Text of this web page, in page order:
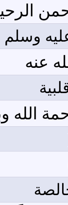
وسلم
عنه
الله